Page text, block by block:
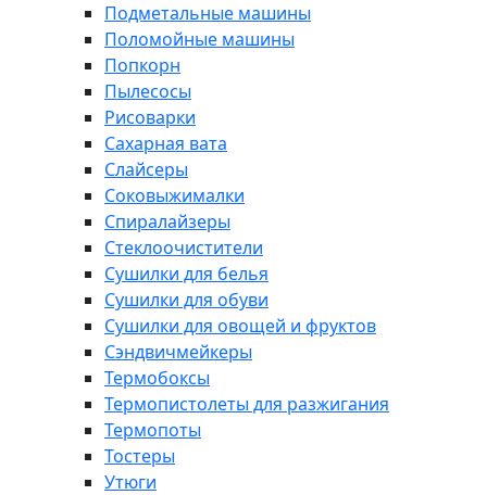
Подметальные машины
Поломойные машины
Попкорн
Пылесосы
Рисоварки
Сахарная вата
Слайсеры
Соковыжималки
Спиралайзеры
Стеклоочистители
Сушилки для белья
Сушилки для обуви
Сушилки для овощей и фруктов
Сэндвичмейкеры
Термобоксы
Термопистолеты для разжигания
Термопоты
Тостеры
Утюги